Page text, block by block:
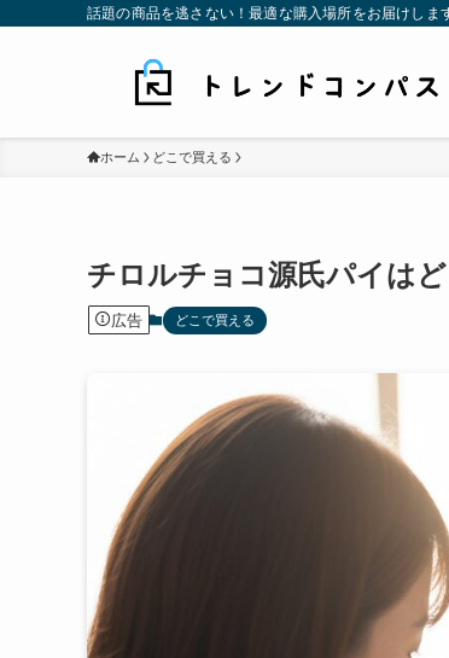
話題の商品を逃さない！最適な購入場所をお届けしま
ホーム どこで買える
チロルチョコ源氏パイは
広告 どこで買える